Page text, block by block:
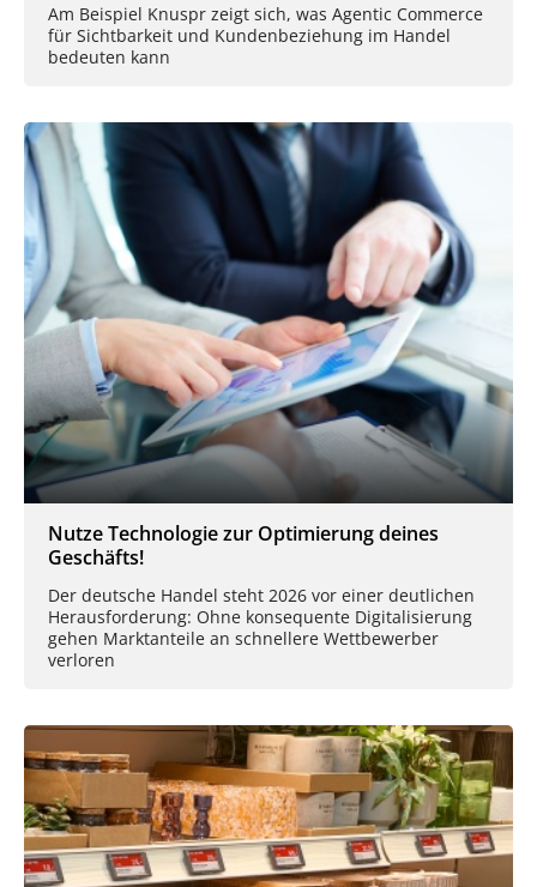
Am Beispiel Knuspr zeigt sich, was Agentic Commerce
für Sichtbarkeit und Kundenbeziehung im Handel
bedeuten kann
Nutze Technologie zur Optimierung deines
Geschäfts!
Der deutsche Handel steht 2026 vor einer deutlichen
Herausforderung: Ohne konsequente Digitalisierung
gehen Marktanteile an schnellere Wettbewerber
verloren